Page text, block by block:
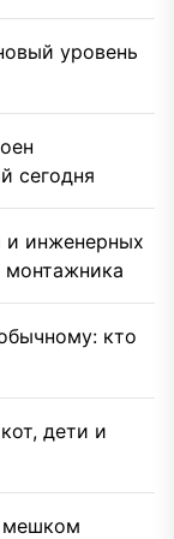
уровень
сегодня
и инженерных
монтажника
кто
дети и
мешком